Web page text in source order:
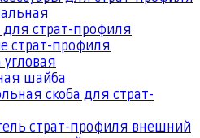
для страт-профиля
страт-профиля
шайба
скоба для страт-
страт-профиля внешний